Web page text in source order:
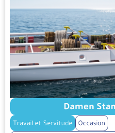
Damen
Travail et Servitude Occasion